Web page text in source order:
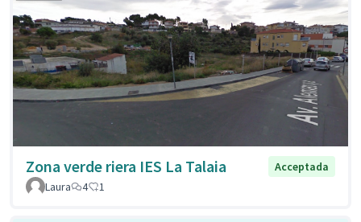
Zona verde riera IES La Talaia
Acceptada
Laura
4 1